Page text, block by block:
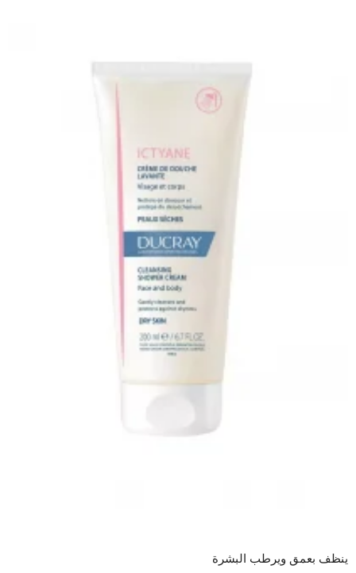
ينظف بعمق ويرطب البشرة